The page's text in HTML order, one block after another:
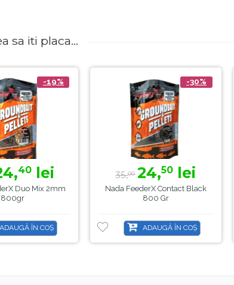
sa iti placa...
-19%
40lei
Duo Mix 2mm
800gr
ADAUGĂ ÎN COȘ
-30%
35,00 24,50 lei
Nada FeederX Contact Black
800 Gr
ADAUGĂ ÎN COȘ